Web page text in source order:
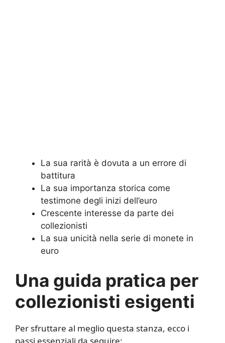
La sua rarità è dovuta a un errore di
battitura
La sua importanza storica come
testimone degli inizi dell’euro
Crescente interesse da parte dei
collezionisti
La sua unicità nella serie di monete in
euro
Una guida pratica per
collezionisti esigenti
Per sfruttare al meglio questa stanza, ecco i